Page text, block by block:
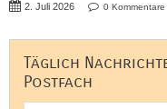
2. Juli 2026 0 Kommentare
Täglich
Postfach